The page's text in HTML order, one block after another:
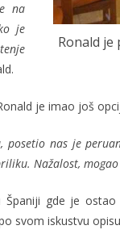
Ronald je
na
je
je imao još
nas je
Nažalost,
gde je
svom iskustvu